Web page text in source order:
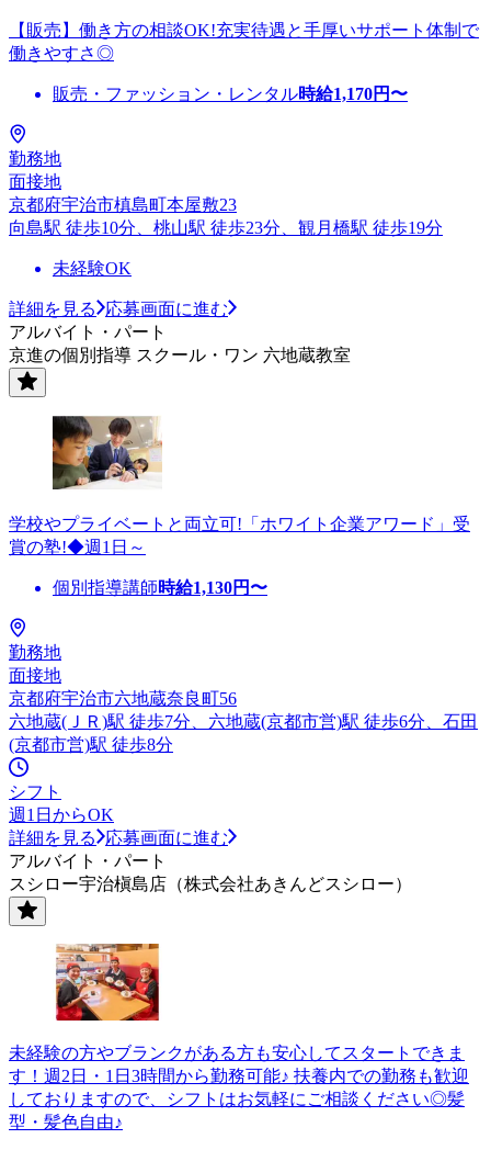
【販売】働き方の相談OK!充実待遇と手厚いサポート体制で
働きやすさ◎
販売・ファッション・レンタル時給1,170円〜
勤務地
面接地
京都府宇治市槙島町本屋敷23
向島駅 徒歩10分、桃山駅 徒歩23分、観月橋駅 徒歩19分
未経験OK
詳細を見る
応募画面に進む
アルバイト・パート
京進の個別指導 スクール・ワン 六地蔵教室
学校やプライベートと両立可!「ホワイト企業アワード」受
賞の塾!◆週1日～
個別指導講師時給1,130円〜
勤務地
面接地
京都府宇治市六地蔵奈良町56
六地蔵(ＪＲ)駅 徒歩7分、六地蔵(京都市営)駅 徒歩6分、石田
(京都市営)駅 徒歩8分
シフト
週1日からOK
詳細を見る
応募画面に進む
アルバイト・パート
スシロー宇治槇島店（株式会社あきんどスシロー）
未経験の方やブランクがある方も安心してスタートできま
す！週2日・1日3時間から勤務可能♪ 扶養内での勤務も歓迎
しておりますので、シフトはお気軽にご相談ください◎髪
型・髪色自由♪